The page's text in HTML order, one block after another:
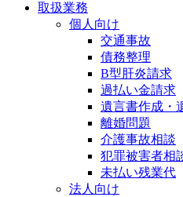
取扱業務
個人向け
交通事故
債務整理
B型肝炎請求
過払い金請求
遺言書作成・
離婚問題
介護事故相談
犯罪被害者相
未払い残業代
法人向け